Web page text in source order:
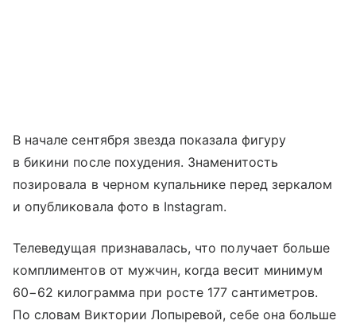
В начале сентября звезда показала фигуру
в бикини после похудения. Знаменитость
позировала в черном купальнике перед зеркалом
и опубликовала фото в Instagram.
Телеведущая признавалась, что получает больше
комплиментов от мужчин, когда весит минимум
60−62 килограмма при росте 177 сантиметров.
По словам Виктории Лопыревой, себе она больше